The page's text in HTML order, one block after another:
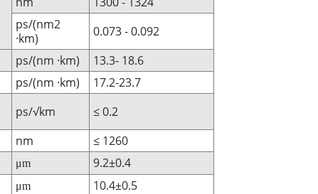
ps/(nm2
·km)
0.073 - 0.092
ps/(nm ·km)
13.3- 18.6
ps/(nm ·km)
17.2-23.7
ps/√km
≤ 0.2
nm
≤ 1260
μm
9.2±0.4
μm
10.4±0.5